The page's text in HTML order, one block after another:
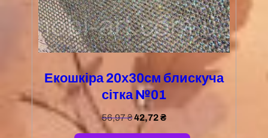
Екошкіра 20х30см блискуча
сітка №01
56,97₴42,72₴